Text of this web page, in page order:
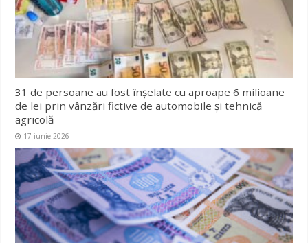
31 de persoane au fost înșelate cu aproape 6 milioane
de lei prin vânzări fictive de automobile și tehnică
agricolă
17 iunie 2026